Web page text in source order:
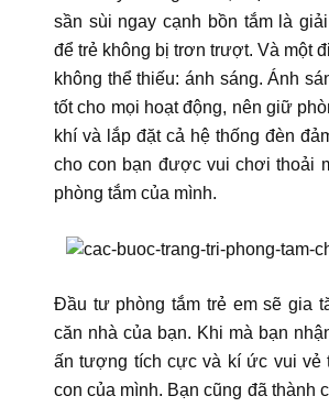
sần sùi ngay cạnh bồn tắm là
để trẻ không bị trơn trượt. Và một
không thể thiếu: ánh sáng. Ánh
tốt cho mọi hoạt động, nên giữ
khí và lắp đặt cả hệ thống đèn
cho con bạn được vui chơi thoải
phòng tắm của mình.
Đầu tư phòng tắm trẻ em sẽ gia
căn nhà của bạn. Khi mà bạn
ấn tượng tích cực và kí ức vui vẻ
con của mình. Bạn cũng đã thành